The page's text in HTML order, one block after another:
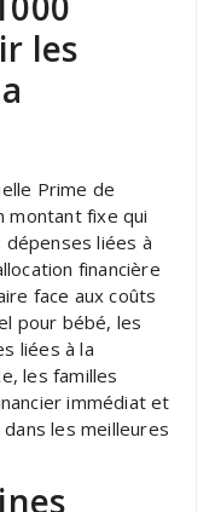
les
Prime de
montant fixe qui
liées à
financière
face aux coûts
pour bébé, les
liées à la
les familles
immédiat et
les meilleures